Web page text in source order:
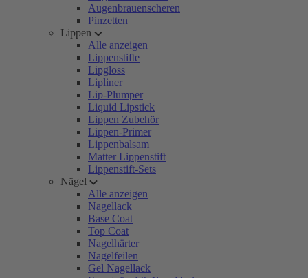
Augenbrauenscheren
Pinzetten
Lippen
Alle anzeigen
Lippenstifte
Lipgloss
Lipliner
Lip-Plumper
Liquid Lipstick
Lippen Zubehör
Lippen-Primer
Lippenbalsam
Matter Lippenstift
Lippenstift-Sets
Nägel
Alle anzeigen
Nagellack
Base Coat
Top Coat
Nagelhärter
Nagelfeilen
Gel Nagellack